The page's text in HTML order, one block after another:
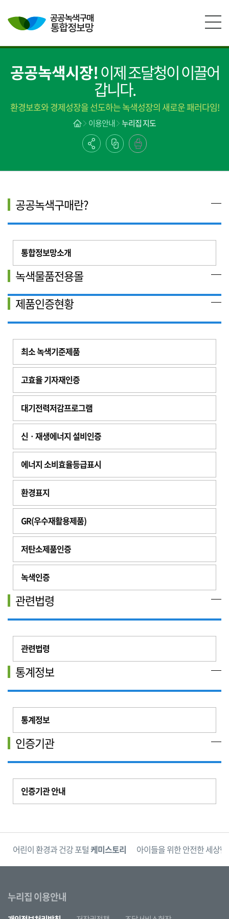
공공녹색시장!이제 조달청이 이끌어
갑니다.
환경보호와 경제성장을 선도하는 녹색성장의 새로운 패러다임!
이용안내 누리집 지도
공공녹색구매란?
통합정보망소개
녹색물품전용몰
제품인증현황
최소 녹색기준제품
고효율 기자재인증
대기전력저감프로그램
신ㆍ재생에너지 설비인증
에너지 소비효율등급표시
환경표지
GR(우수재활용제품)
저탄소제품인증
녹색인증
관련법령
관련법령
통계정보
통계정보
인증기관
인증기관 안내
어린이 환경과 건강 포털케미스토리 아이들을 위한 안전한 세상
누리집 이용안내